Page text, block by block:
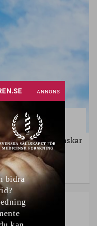
många svenskar
anser att